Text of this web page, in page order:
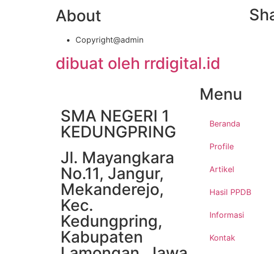
About
Copyright@admin
dibuat oleh rrdigital.id
SMA NEGERI 1
KEDUNGPRING
Jl. Mayangkara
No.11, Jangur,
Mekanderejo,
Kec.
Kedungpring,
Kabupaten
Menu
Beranda
Profile
Artikel
Hasil PPDB
Informasi
Kontak